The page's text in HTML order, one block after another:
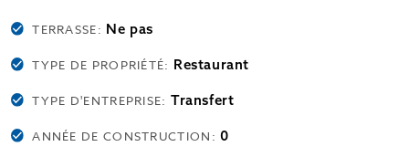
TERRASSE: Ne pas
TYPE DE PROPRIÉTÉ: Restaurant
TYPE D'ENTREPRISE: Transfert
ANNÉE DE CONSTRUCTION:0